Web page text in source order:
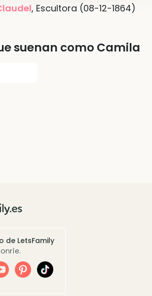
, Escultora (08-12-1864)
suenan como Camila
de LetsFamily